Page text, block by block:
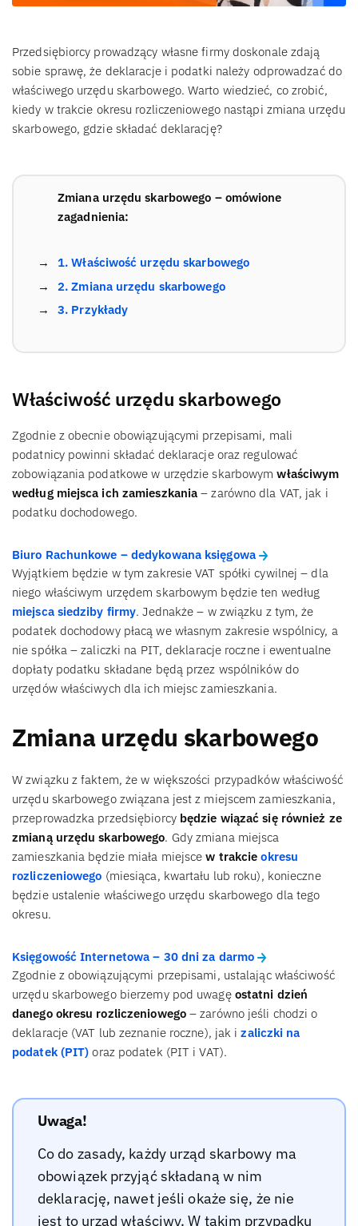
Przedsiębiorcy prowadzący własne firmy doskonale zdają
sobie sprawę, że deklaracje i podatki należy odprowadzać do
właściwego urzędu skarbowego. Warto wiedzieć, co zrobić,
kiedy w trakcie okresu rozliczeniowego nastąpi zmiana urzędu
skarbowego, gdzie składać deklarację?
Zmiana urzędu skarbowego – omówione
zagadnienia:
1. Właściwość urzędu skarbowego
2. Zmiana urzędu skarbowego
3. Przykłady
Właściwość urzędu skarbowego
Zgodnie z obecnie obowiązującymi przepisami, mali
podatnicy powinni składać deklaracje oraz regulować
zobowiązania podatkowe w urzędzie skarbowymwłaściwym
według miejsca ich zamieszkania – zarówno dla VAT, jak i
podatku dochodowego.
Biuro Rachunkowe – dedykowana księgowa
Wyjątkiem będzie w tym zakresie VAT spółki cywilnej – dla
niego właściwym urzędem skarbowym będzie ten według
miejsca siedziby firmy. Jednakże – w związku z tym, że
podatek dochodowy płacą we własnym zakresie wspólnicy, a
nie spółka – zaliczki na PIT, deklaracje roczne i ewentualne
dopłaty podatku składane będą przez wspólników do
urzędów właściwych dla ich miejsc zamieszkania.
Zmiana urzędu skarbowego
W związku z faktem, że w większości przypadków właściwość
urzędu skarbowego związana jest z miejscem zamieszkania,
przeprowadzka przedsiębiorcy będzie wiązać się również ze
zmianą urzędu skarbowego. Gdy zmiana miejsca
zamieszkania będzie miała miejscew trakcie okresu
rozliczeniowego (miesiąca, kwartału lub roku), konieczne
będzie ustalenie właściwego urzędu skarbowego dla tego
okresu.
Księgowość Internetowa – 30 dni za darmo
Zgodnie z obowiązującymi przepisami, ustalając właściwość
urzędu skarbowego bierzemy pod uwagę ostatni dzień
danego okresu rozliczeniowego– zarówno jeśli chodzi o
deklaracje (VAT lub zeznanie roczne), jak izaliczki na
podatek (PIT) oraz podatek (PIT i VAT).
Uwaga!
Co do zasady, każdy urząd skarbowy ma
obowiązek przyjąć składaną w nim
deklarację, nawet jeśli okaże się, że nie
jest to urząd właściwy. W takim przypadku